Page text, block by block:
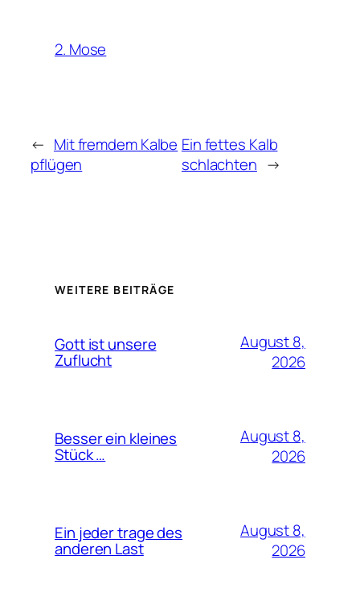
2. Mose
← Mit fremdem Kalbe
pflügen
Ein fettes Kalb
schlachten →
WEITERE BEITRÄGE
Gott ist unsere
Zuflucht
August 8,
2026
Besser ein kleines
Stück …
August 8,
2026
Ein jeder trage des
anderen Last
August 8,
2026